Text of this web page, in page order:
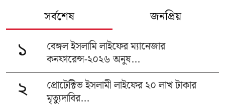
সর্বশেষ জনপ্রিয়
১
বেঙ্গল ইসলামি লাইফের ম্যানেজার
কনফারেন্স-২০২৬ অনুষ...
২
প্রোটেক্টিভ ইসলামী লাইফের ২০ লাখ টাকার
মৃত্যুদাবির...